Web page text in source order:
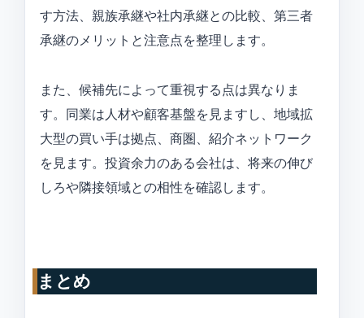
す方法、親族承継や社内承継との比較、第三者
承継のメリットと注意点を整理します。
また、候補先によって重視する点は異なりま
す。同業は人材や顧客基盤を見ますし、地域拡
大型の買い手は拠点、商圏、紹介ネットワーク
を見ます。投資余力のある会社は、将来の伸び
しろや隣接領域との相性を確認します。
まとめ